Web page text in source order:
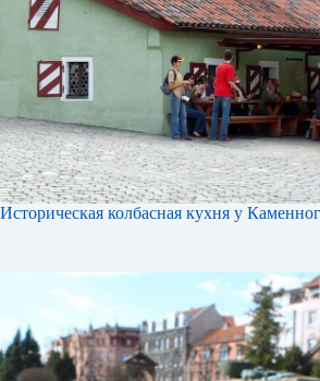
Историческая колбасная кухня у